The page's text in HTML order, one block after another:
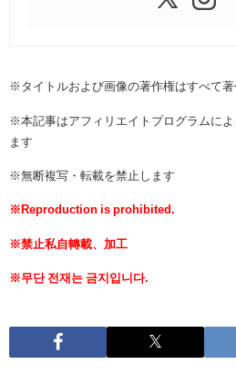
※タイトルおよび画像の著作権はすべて
※本記事はアフィリエイトプログラムに
ます
※無断複写・転載を禁止します
※Reproduction is prohibited.
※禁止私自轉載、加工
※무단 전재는 금지입니다.